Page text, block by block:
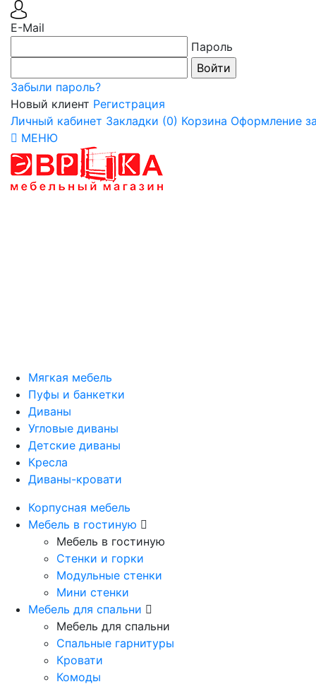
E-Mail
Пароль
Забыли пароль?
Новый клиент Регистрация
Личный кабинет Закладки (0) Корзина Оформление
МЕНЮ
Мягкая мебель
Пуфы и банкетки
Диваны
Угловые диваны
Детские диваны
Кресла
Диваны-кровати
Корпусная мебель
Мебель в гостиную
Мебель в гостиную
Стенки и горки
Модульные стенки
Мини стенки
Мебель для спальни
Мебель для спальни
Спальные гарнитуры
Кровати
Комоды